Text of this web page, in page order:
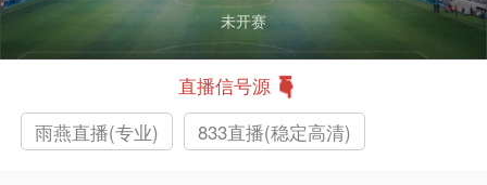
未开赛
直播信号源
雨燕直播(专业)
833直播(稳定高清)